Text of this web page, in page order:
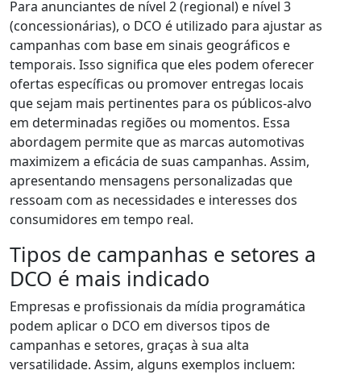
Para anunciantes de nível 2 (regional) e nível 3
(concessionárias), o DCO é utilizado para ajustar as
campanhas com base em sinais geográficos e
temporais. Isso significa que eles podem oferecer
ofertas específicas ou promover entregas locais
que sejam mais pertinentes para os públicos-alvo
em determinadas regiões ou momentos. Essa
abordagem permite que as marcas automotivas
maximizem a eficácia de suas campanhas. Assim,
apresentando mensagens personalizadas que
ressoam com as necessidades e interesses dos
consumidores em tempo real.
Tipos de campanhas e setores a
DCO é mais indicado
Empresas e profissionais da mídia programática
podem aplicar o DCO em diversos tipos de
campanhas e setores, graças à sua alta
versatilidade. Assim, alguns exemplos incluem: